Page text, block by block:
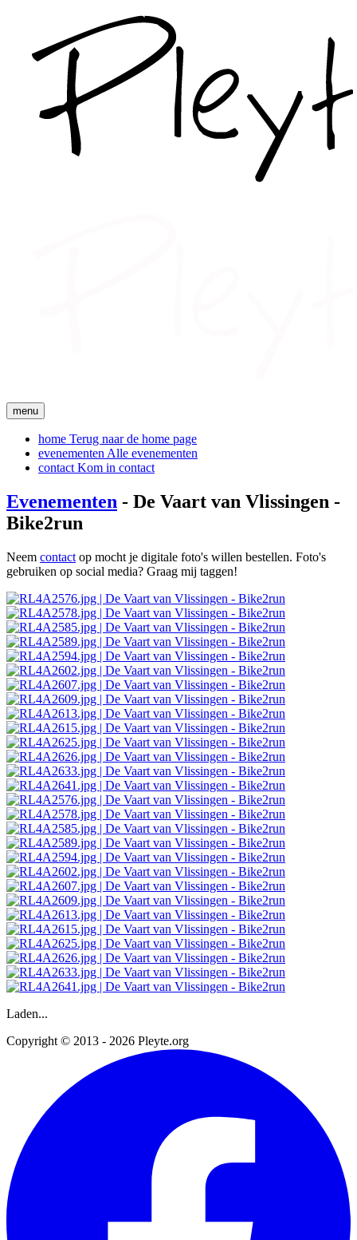
menu
home Terug naar de home page
evenementen Alle evenementen
contact Kom in contact
Evenementen - De Vaart van Vlissingen -
Bike2run
Neem contact op mocht je digitale foto's willen bestellen. Foto's
gebruiken op social media? Graag mij taggen!
Laden...
Copyright © 2013 - 2026 Pleyte.org